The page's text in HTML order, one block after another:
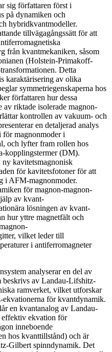
sig författaren först i
på dynamiken och
hybridkvantmodeller.
tillvägagångssätt för att
från kvantmekaniken, såsom
(Holstein-Primakoff-
Detta
karaktärisering av olika
symmetriegenskaperna hos
författaren hur dessa
riktade isolerade magnon-
kontrollen av vakuum- och
en detaljerad analys
för magnonmoder i
och lyfter fram rollen hos
kopplingstermer (DM).
ny kavitetsmagnonisk
för kavitetsfotoner för att
i AFM-magnonmoder.
för magnon-magnon-
av kvant-
lösningen av kvant-
hur yttre magnetfält och
vilket leder till
i antiferromagneter
analyserar en del av
beskrivs av Landau-Lifshitz-
ramverket, vilket utforskar
för kvantdynamik.
en kvantanalog av Landau-
ekvation för
inneboende
hos kvanttillstånd) och är
Gilbert spinndynamik. Det